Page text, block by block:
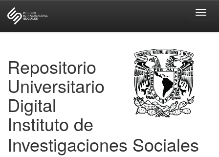
Repositorio
Universitario
Digital
Instituto de
Investigaciones Sociales